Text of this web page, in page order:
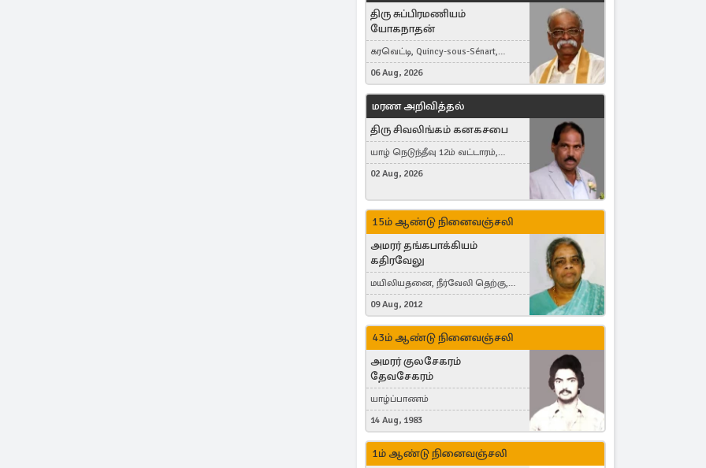
திரு சுப்பிரமணியம்
யோகநாதன்
கரவெட்டி, Quincy-sous-Sénart,
France
06 Aug, 2026
மரண அறிவித்தல்
திரு சிவலிங்கம் கனகசபை
யாழ் நெடுந்தீவு 12ம் வட்டாரம்,
Jaffna, நயினாதீவு, London, United
02 Aug, 2026
15ம் ஆண்டு நினைவஞ்சலி
அமரர் தங்கபாக்கியம்
கதிரவேலு
மயிலியதனை, நீர்வேலி தெற்கு,
Herning, Denmark
09 Aug, 2012
43ம் ஆண்டு நினைவஞ்சலி
அமரர் குலசேகரம்
தேவசேகரம்
யாழ்ப்பாணம்
14 Aug, 1983
1ம் ஆண்டு நினைவஞ்சலி